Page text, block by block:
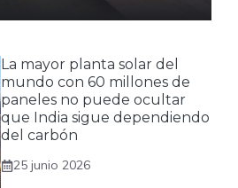
La mayor planta solar del
mundo con 60 millones de
paneles no puede ocultar
que India sigue dependiendo
del carbón
25 junio 2026